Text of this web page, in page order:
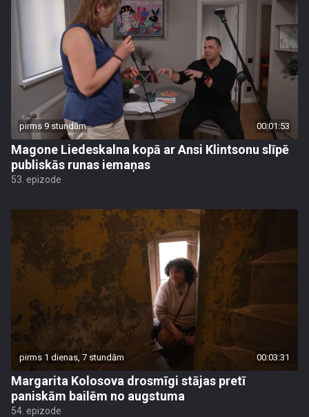
pirms 9 stundām 00:01:53
Magone Liedeskalna kopā ar Ansi Klintsonu slīpē
publiskās runas iemaņas
53. epizode
pirms 1 dienas, 7 stundām 00:03:31
Margarita Kolosova drosmīgi stājas pretī
paniskām bailēm no augstuma
54. epizode